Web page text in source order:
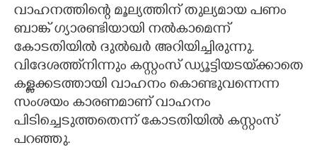
വാഹനത്തിന്റെ മൂല്യത്തിന് തുല്യമായ പണം
ബാങ്ക് ഗ്യാരണ്ടിയായി നൽകാമെന്ന്
കോടതിയിൽ ദുൽഖർ അറിയിച്ചിരുന്നു.
വിദേശത്ത്നിന്നും കസ്റ്റംസ് ഡ്യൂട്ടിയടയ്‌ക്കാതെ
കള്ളക്കടത്തായി വാഹനം കൊണ്ടുവന്നെന്ന
സംശയം കാരണമാണ് വാഹനം
പിടിച്ചെടുത്തതെന്ന് കോടതിയിൽ കസ്റ്റംസ്
പറഞ്ഞു.